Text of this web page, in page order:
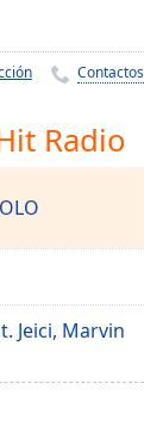
Contactos
Radio
Jeici, Marvin